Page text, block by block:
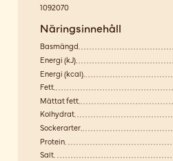
1092070
Näringsinnehåll
Basmängd
Energi (kJ)
Energi (kcal)
Fett
Mättat fett
Kolhydrat
Sockerarter
Protein
Salt